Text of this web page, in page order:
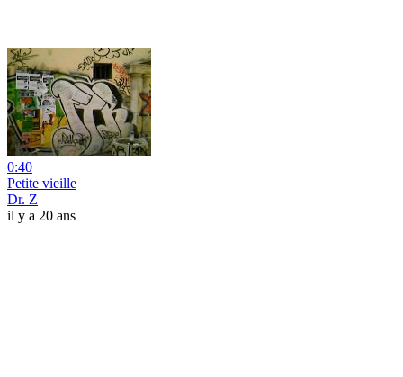
0:40
Petite vieille
Dr. Z
il y a 20 ans